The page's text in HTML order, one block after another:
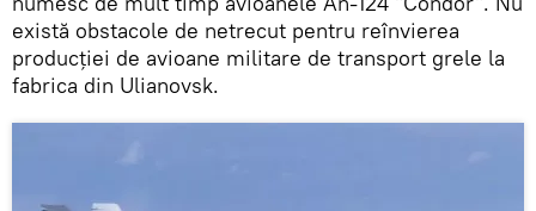
există obstacole de netrecut pentru reînvierea
producției de avioane militare de transport grele la
fabrica din Ulianovsk.